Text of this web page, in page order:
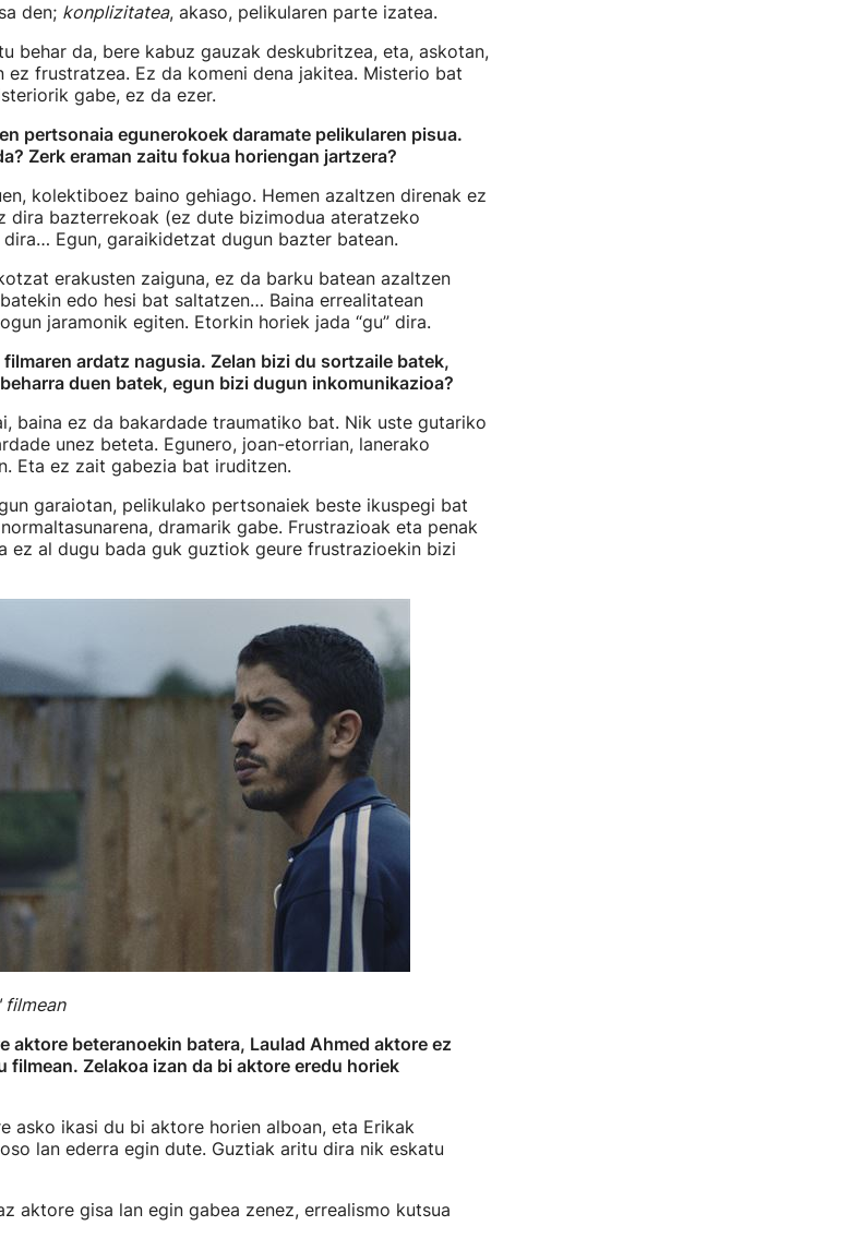
den; konplizitatea, akaso, pelikularen parte izatea.
behar da, bere kabuz gauzak deskubritzea, eta, askotan,
frustratzea. Ez da komeni dena jakitea. Misterio bat
gabe, ez da ezer.
pertsonaia egunerokoek daramate pelikularen pisua.
Zerk eraman zaitu fokua horiengan jartzera?
kolektiboez baino gehiago. Hemen azaltzen direnak ez
dira bazterrekoak (ez dute bizimodua ateratzeko
Egun, garaikidetzat dugun bazter batean.
erakusten zaiguna, ez da barku batean azaltzen
edo hesi bat saltatzen… Baina errealitatean
jaramonik egiten. Etorkin horiek jada “gu” dira.
ardatz nagusia. Zelan bizi du sortzaile batek,
duen batek, egun bizi dugun inkomunikazioa?
baina ez da bakardade traumatiko bat. Nik uste gutariko
unez beteta. Egunero, joan-etorrian, lanerako
Eta ez zait gabezia bat iruditzen.
garaiotan, pelikulako pertsonaiek beste ikuspegi bat
dramarik gabe. Frustrazioak eta penak
ez al dugu bada guk guztiok geure frustrazioekin bizi
filmean
aktore beteranoekin batera, Laulad Ahmed aktore ez
filmean. Zelakoa izan da bi aktore eredu horiek
asko ikasi du bi aktore horien alboan, eta Erikak
lan ederra egin dute. Guztiak aritu dira nik eskatu
aktore gisa lan egin gabea zenez, errealismo kutsua